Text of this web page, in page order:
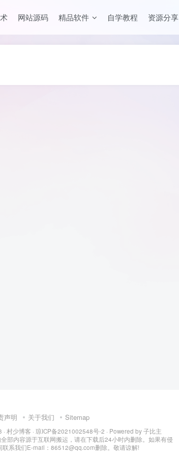
网站源码 精品软件 自学教程 资源分享
声明 关于我们 Sitemap
· 村少博客 · 琼ICP备2021002548号-2 · Powered by子比主
全部内容源于互联网搬运，请在下载后24小时内删除。如果有侵
联系我们E-mail：86512@qq.com删除。敬请谅解!